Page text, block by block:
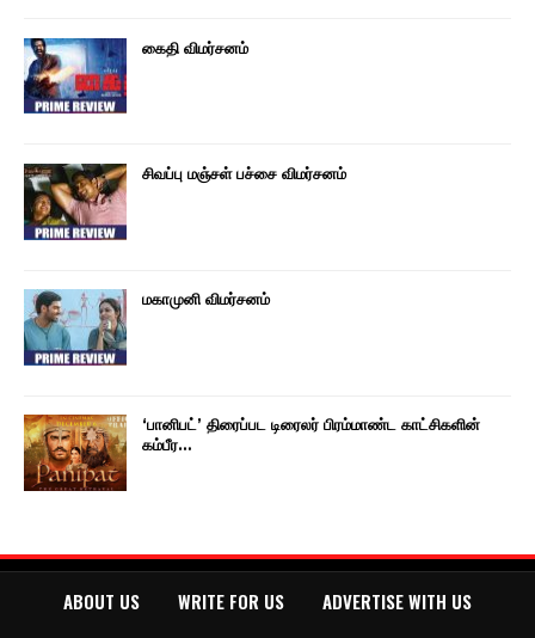
கைதி விமர்சனம்
சிவப்பு மஞ்சள் பச்சை விமர்சனம்
மகாமுனி விமர்சனம்
‘பானிபட்’ திரைப்பட டிரைலர் பிரம்மாண்ட காட்சிகளின்
கம்பீர…
ABOUT US WRITE FOR US ADVERTISE WITH US